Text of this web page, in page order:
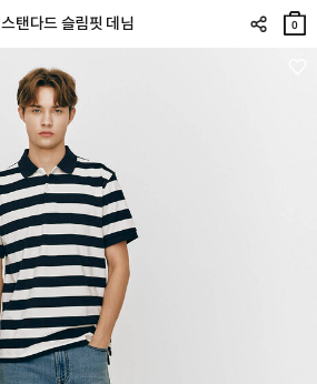
스탠다드 슬림핏 데님
장바
구니
0